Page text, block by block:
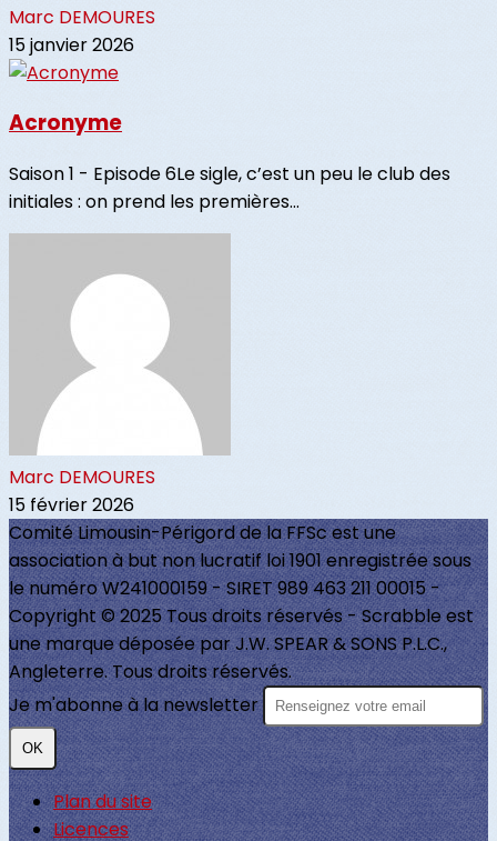
Marc DEMOURES
15 janvier 2026
Acronyme
Saison 1 - Episode 6Le sigle, c’est un peu le club des
initiales : on prend les premières...
Marc DEMOURES
15 février 2026
Comité Limousin-Périgord de la FFSc est une
association à but non lucratif loi 1901 enregistrée sous
le numéro W241000159 - SIRET 989 463 211 00015 -
Copyright © 2025 Tous droits réservés - Scrabble est
une marque déposée par J.W. SPEAR & SONS P.L.C.,
Angleterre. Tous droits réservés.
Je m'abonne à la newsletter
OK
Plan du site
Licences